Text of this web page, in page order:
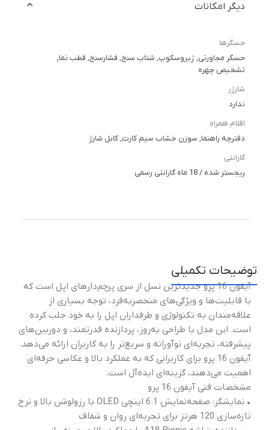
دیگر امکانات
حسگرها
حسگر مجاورتی, ژیروسکوپ, شتاب سنج, فشارسنج, قطب نما,
تشخیص چهره
شارژر
ندارد
اقلام همراه
دفترچه راهنما, سوزن خشاب سیم کارت, کابل شارژ
گارانتی
ریجستر شده / 18 ماه گارانتی رسمی
توضیحات تکمیلی
آیفون 16 پرو جدیدترین نسل از سری پرچم‌دارهای اپل است که
با قابلیت‌ها و ویژگی‌های منحصربه‌فرد، توجه بسیاری از
علاقه‌مندان به تکنولوژی و طرفداران اپل را به خود جلب کرده
است. این مدل با طراحی به‌روز، پردازنده قدرتمند، و دوربین‌های
پیشرفته، تجربه‌ای نوآورانه و سریع‌تر را به کاربران ارائه می‌دهد.
آیفون 16 پرو برای کاربرانی که به عملکرد بالا و عکاسی حرفه‌ای
اهمیت می‌دهند، گزینه‌ای ایده‌آل است.
مشخصات فنی آیفون 16 پرو
• نمایشگر: صفحه‌نمایش 6.1 اینچی OLED با رزولوشن بالا و نرخ
تازه‌سازی 120 هرتز برای تجربه‌ای روان و شفاف